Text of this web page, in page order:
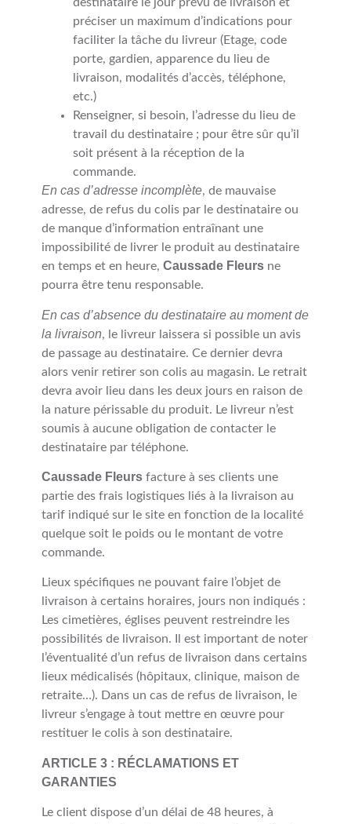
préciser un maximum d’indications pour
faciliter la tâche du livreur (Etage, code
porte, gardien, apparence du lieu de
livraison, modalités d’accès, téléphone,
etc.)
Renseigner, si besoin, l’adresse du lieu de
travail du destinataire ; pour être sûr qu’il
soit présent à la réception de la
commande.
En cas d’adresse incomplète, de mauvaise
adresse, de refus du colis par le destinataire ou
de manque d’information entraînant une
impossibilité de livrer le produit au destinataire
en temps et en heure, Caussade Fleursne
pourra être tenu responsable.
En cas d’absence du destinataire au moment de
la livraison, le livreur laissera si possible un avis
de passage au destinataire. Ce dernier devra
alors venir retirer son colis au magasin. Le retrait
devra avoir lieu dans les deux jours en raison de
la nature périssable du produit. Le livreur n’est
soumis à aucune obligation de contacter le
destinataire par téléphone.
Caussade Fleursfacture à ses clients une
partie des frais logistiques liés à la livraison au
tarif indiqué sur le site en fonction de la localité
quelque soit le poids ou le montant de votre
commande.
Lieux spécifiques ne pouvant faire l’objet de
livraison à certains horaires, jours non indiqués :
Les cimetières, églises peuvent restreindre les
possibilités de livraison. Il est important de noter
l’éventualité d’un refus de livraison dans certains
lieux médicalisés (hôpitaux, clinique, maison de
retraite…). Dans un cas de refus de livraison, le
livreur s’engage à tout mettre en œuvre pour
restituer le colis à son destinataire.
ARTICLE 3 : RÉCLAMATIONS ET
GARANTIES
Le client dispose d’un délai de 48 heures, à